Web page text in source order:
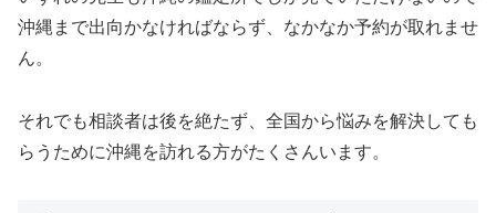
沖縄まで出向かなければならず、なかなか予約が取れませ
ん。
それでも相談者は後を絶たず、全国から悩みを解決しても
らうために沖縄を訪れる方がたくさんいます。